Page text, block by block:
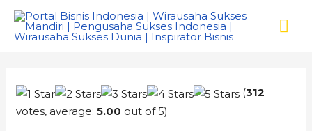
(312
votes, average:5.00 out of 5)